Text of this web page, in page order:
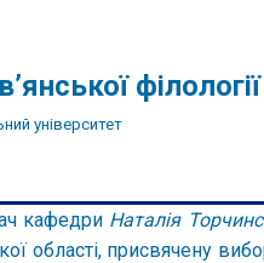
філології
університет
кафедри Наталія
області, присвячену